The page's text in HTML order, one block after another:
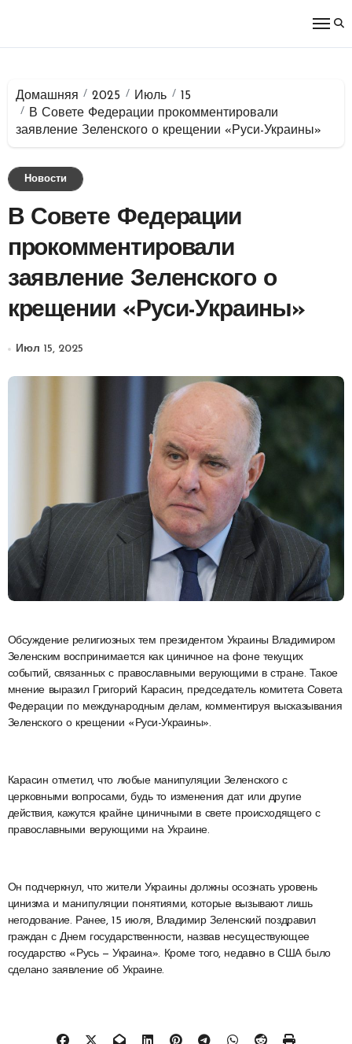
Домашняя 2025 Июль
15
В Совете Федерации прокомментировали
заявление Зеленского о крещении «Руси-Украины»
Новости
В Совете Федерации
прокомментировали
заявление Зеленского о
крещении «Руси-Украины»
Июл 15, 2025
Обсуждение религиозных тем президентом Украины Владимиром
Зеленским воспринимается как циничное на фоне текущих
событий, связанных с православными верующими в стране. Такое
мнение выразил Григорий Карасин, председатель комитета Совета
Федерации по международным делам, комментируя высказывания
Зеленского о крещении «Руси-Украины».
Карасин отметил, что любые манипуляции Зеленского с
церковными вопросами, будь то изменения дат или другие
действия, кажутся крайне циничными в свете происходящего с
православными верующими на Украине.
Он подчеркнул, что жители Украины должны осознать уровень
цинизма и манипуляции понятиями, которые вызывают лишь
негодование. Ранее, 15 июля, Владимир Зеленский поздравил
граждан с Днем государственности, назвав несуществующее
государство «Русь — Украина». Кроме того, недавно в США было
сделано заявление об Украине.